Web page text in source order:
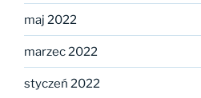
maj 2022
marzec 2022
styczeń 2022